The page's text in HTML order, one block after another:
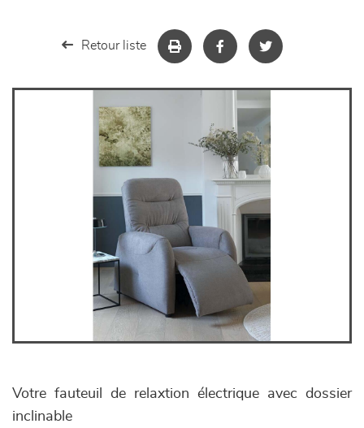
Retour liste
Votre fauteuil de relaxtion électrique avec dossier
inclinable